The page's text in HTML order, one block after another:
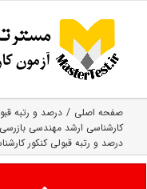
content
صفحه اصلی
درصد و رتبه
کارشناسی ارشد مهندسی
درصد و رتبه قبولی کنکور